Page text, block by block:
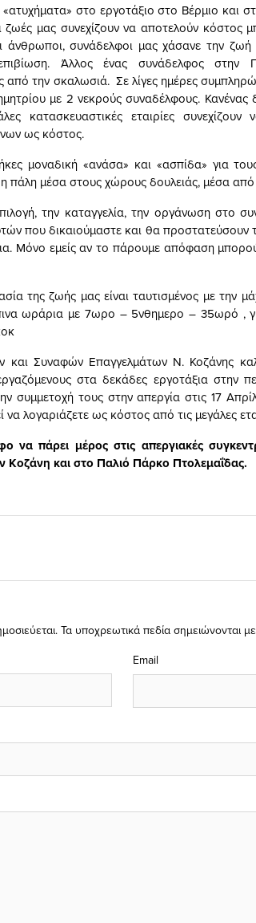
στο εργοτάξιο στο Βέρμιο και
ζωές μας συνεχίζουν να αποτελούν κόστος
άνθρωποι, συνάδελφοι μας χάσανε την
Άλλος ένας συνάδελφος στην
από την σκαλωσιά. Σε λίγες ημέρες
με 2 νεκρούς συναδέλφους. Κανένας
κατασκευαστικές εταιρίες συνεχίζουν
ως κόστος.
μοναδική «ανάσα» και «ασπίδα» για
πάλη μέσα στους χώρους δουλειάς, μέσα
την καταγγελία, την οργάνωση στο
που δικαιούμαστε και θα προστατεύσουν
Μόνο εμείς αν το πάρουμε απόφαση
της ζωής μας είναι ταυτισμένος με την
ωράρια με 7ωρο – 5νθημερο – 35ωρό ,
και Συναφών Επαγγελμάτων Ν. Κοζάνης
στα δεκάδες εργοτάξια στην
συμμετοχή τους στην απεργία στις 17
λογαριάζετε ως κόστος από τις μεγάλες
να πάρει μέρος στις απεργιακές
Κοζάνη και στο Παλιό Πάρκο Πτολεμαΐδας.
Τα υποχρεωτικά πεδία σημειώνονται με
Email